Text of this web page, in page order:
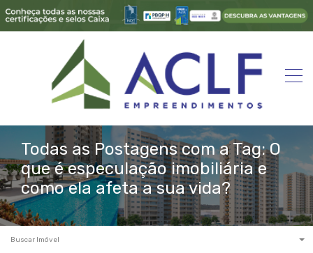
Todas as Postagens com a Tag: O
que é especulação imobiliária e
como ela afeta a sua vida?
Buscar Imóvel